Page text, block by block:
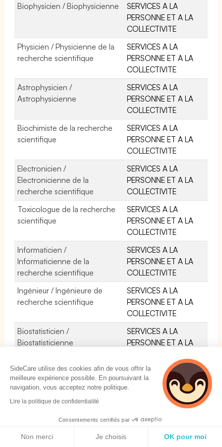
Biophysicien / Biophysicienne
SERVICES A LA
PERSONNE ET A LA
COLLECTIVITE
Physicien / Physicienne de la
recherche scientifique
SERVICES A LA
PERSONNE ET A LA
COLLECTIVITE
Astrophysicien /
Astrophysicienne
SERVICES A LA
PERSONNE ET A LA
COLLECTIVITE
Biochimiste de la recherche
scientifique
SERVICES A LA
PERSONNE ET A LA
COLLECTIVITE
Electronicien /
Electronicienne de la
recherche scientifique
SERVICES A LA
PERSONNE ET A LA
COLLECTIVITE
Toxicologue de la recherche
scientifique
SERVICES A LA
PERSONNE ET A LA
COLLECTIVITE
Informaticien /
Informaticienne de la
recherche scientifique
SERVICES A LA
PERSONNE ET A LA
COLLECTIVITE
Ingénieur / Ingénieure de
recherche scientifique
SERVICES A LA
PERSONNE ET A LA
COLLECTIVITE
Biostatisticien /
Biostatisticienne
SERVICES A LA
PERSONNE ET A LA
SideCare utilise des cookies afin de vous offrir la
meilleure expérience possible. En poursuivant la
navigation, vous acceptez notre politique.
Lire la politique de confidentialité
Consentements certifiés par
Non merci Je choisis OK pour moi
4 personnes
consultent
actuellement cette